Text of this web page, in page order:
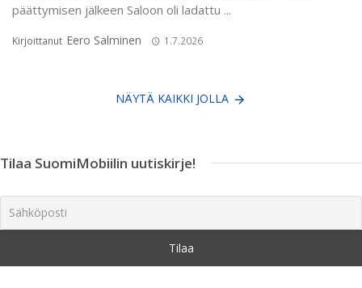
päättymisen jälkeen Saloon oli ladattu ...
Kirjoittanut Eero Salminen 1.7.2026
NÄYTÄ KAIKKI JOLLA
Tilaa SuomiMobiilin uutiskirje!